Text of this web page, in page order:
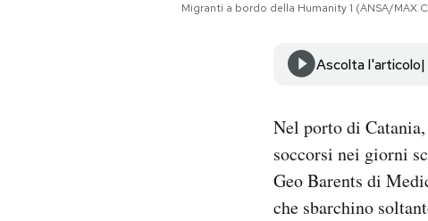
Migranti a bordo della Humanity 1 (ANSA/MAX
Ascolta l'articolo
Nel porto di
soccorsi nei giorni
Geo Barents di
che sbarchino